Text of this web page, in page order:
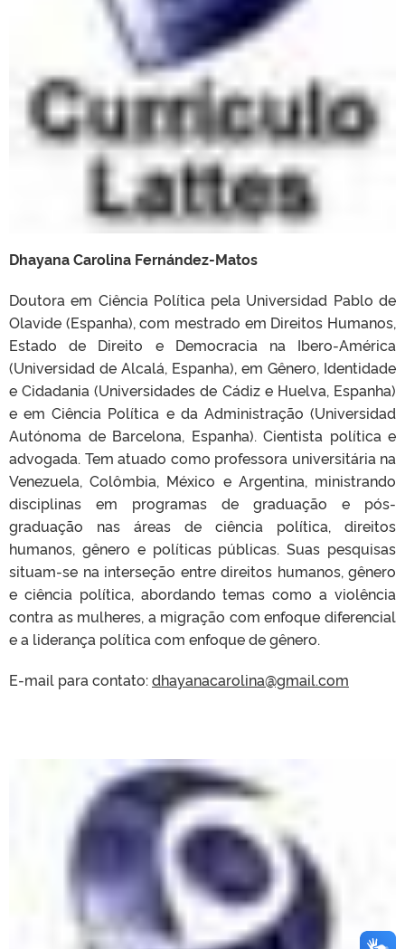
Dhayana Carolina Fernández-Matos
Doutora em Ciência Política pela Universidad Pablo de
Olavide (Espanha), com mestrado em Direitos Humanos,
Estado de Direito e Democracia na Ibero-América
(Universidad de Alcalá, Espanha), em Gênero, Identidade
e Cidadania (Universidades de Cádiz e Huelva, Espanha)
e em Ciência Política e da Administração (Universidad
Autónoma de Barcelona, Espanha). Cientista política e
advogada. Tem atuado como professora universitária na
Venezuela, Colômbia, México e Argentina, ministrando
disciplinas em programas de graduação e pós-
graduação nas áreas de ciência política, direitos
humanos, gênero e políticas públicas. Suas pesquisas
situam-se na interseção entre direitos humanos, gênero
e ciência política, abordando temas como a violência
contra as mulheres, a migração com enfoque diferencial
e a liderança política com enfoque de gênero.
E-mail para contato:dhayanacarolina@gmail.com